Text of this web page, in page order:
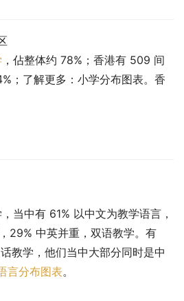
，佔整体约 78%；香港有 509 间
；了解更多：小学分布图表。香
当中有 61% 以中文为教学语言，
29% 中英并重，双语教学。有
教学，他们当中大部分同时是中
言分布图表。